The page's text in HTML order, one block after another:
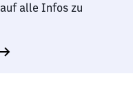
auf alle Infos zu